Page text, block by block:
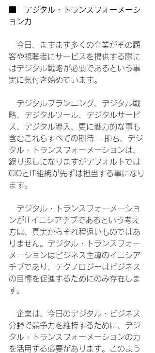
■　デジタル・トランスフォーメーシ
ョン力
今日、ますます多くの企業がその顧
客や視聴者にサービスを提供する際に
はデジタル戦略が必要であるという事
実に気付き始めています。
デジタルプランニング、デジタル戦
略、デジタルツール、デジタルサービ
ス、デジタル導入、更に魅力的な事も
含むこれらすべての期待 – 即ち、デジ
タル・トランスフォーメーションは、
繰り返しになりますがデフォルトでは
CIOとIT組織が先ずは担当する事になり
ます。
デジタル・トランスフォーメーショ
ンがITイニシアチブであるという考え
方は、真実からそれ程遠いものではあ
りません。デジタル・トランスフォー
メーションはビジネス主導のイニシア
チブであり、テクノロジーはビジネス
の目標を促進するためにのみ存在しま
す。
企業は、今日のデジタル・ビジネス
分野で競争力を維持するために、デジ
タル・トランスフォーメーションの力
を活用する必要があります。このよう